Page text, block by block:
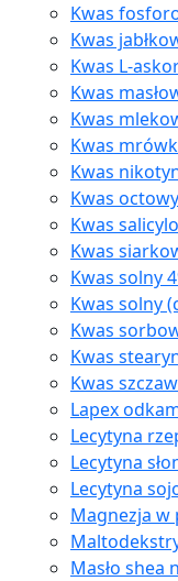
Kwas
Kwas
Kwas L-
Kwas
Kwas
Kwas
Kwas
Kwas
Kwas
Kwas
Kwas solny
Kwas solny
Kwas
Kwas
Kwas
Lapex
Lecytyna
Lecytyna
Lecytyna
Magnezja w
Masło shea